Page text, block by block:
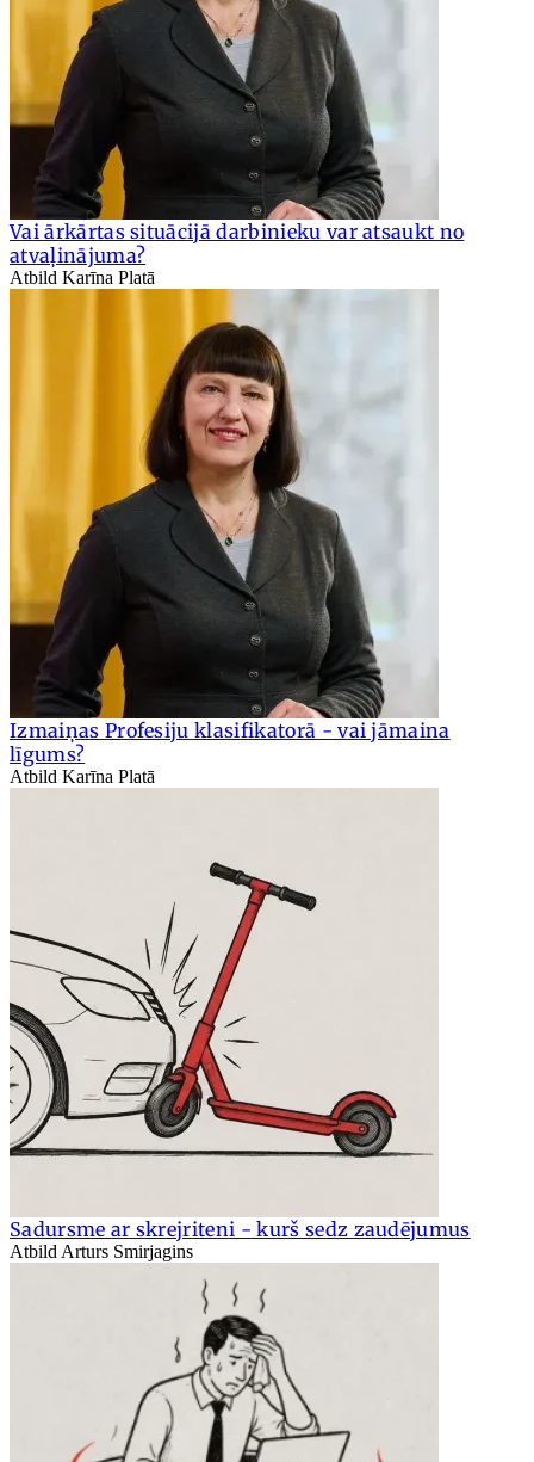
Vai ārkārtas situācijā darbinieku var atsaukt no
atvaļinājuma?
Atbild Karīna Platā
Izmaiņas Profesiju klasifikatorā - vai jāmaina
līgums?
Atbild Karīna Platā
Sadursme ar skrejriteni - kurš sedz zaudējumus
Atbild Arturs Smirjagins